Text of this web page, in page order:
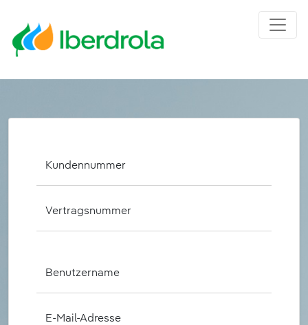
Kundennummer
Vertragsnummer
Benutzername
E-Mail-Adresse